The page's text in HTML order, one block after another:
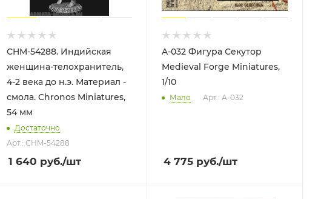
CHM-54288. Индийская
женщина-телохранитель,
4-2 века до н.э. Материал -
смола. Chronos Miniatures,
54 мм
Достаточно
Арт.: CHM-54288
1 640 руб./шт
A-032 Фигура Секутор
Medieval Forge Miniatures,
1/10
Мало Арт.: А-032
4 775 руб./шт